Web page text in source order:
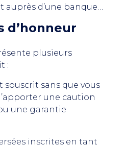
d’une banque…
d’honneur
plusieurs
:
souscrit sans que vous
une caution
une garantie
inscrites en tant